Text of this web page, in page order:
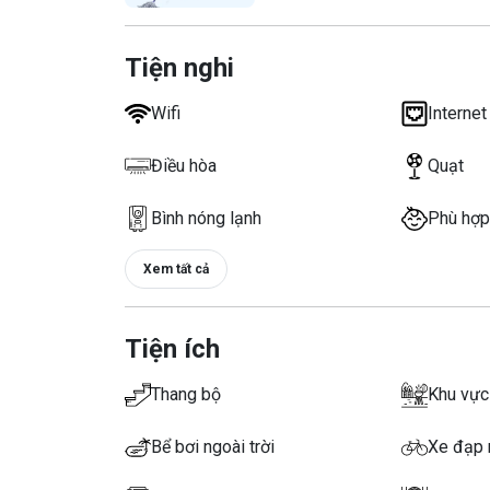
Giảm 50% phí sử dụng dịch vụ chơi Bi-a
Giảm 50% phí sử dụng dịch vụ xe đạp địa
Giảm 50% phí sử dụng dịch vụ thuyền Kayak
Giảm 50% phí sử dụng dịch vụ chơi Bi lắc
Giảm 50% phí sử dụng dịch vụ thuê xe đạp
Giảm 50% phí sử dụng dịch vụ thuê xe đạp
Giảm 50% phí sử dụng dịch vụ hát Karaoke
Giảm 50% phí sử dụng dịch vụ thuê phao
Giảm 10% dịch vụ VR games cho khách
Giảm 10% dịch vụ ẩm thực tại các nhà hàng
Giảm 30% phí ăn sáng buffet tại Resort
NL, 2NL được kèm 1TE dưới 6T, TE 6-12T
Tiện nghi
Wifi Internet
Điều hòa Quạt
Bình nóng lạnh Phù
Xem tất cả
Tiện ích
Thang bộ Khu
Bể bơi ngoài trời Xe đạp